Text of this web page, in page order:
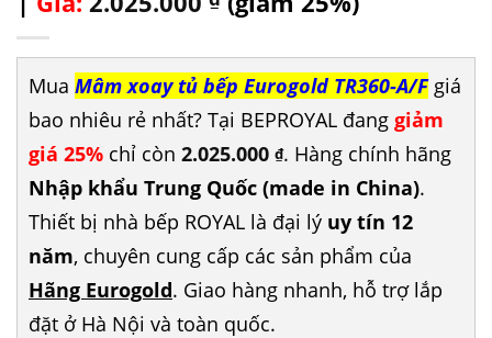
Mua Mâm xoay tủ bếp Eurogold TR360-A/Fgiá
bao nhiêu rẻ nhất? Tại BEPROYAL đang giảm
giá 25% chỉ còn 2.025.000 ₫. Hàng chính hãng
Nhập khẩu Trung Quốc (made in China).
Thiết bị nhà bếp ROYAL là đại lý uy tín 12
năm, chuyên cung cấp các sản phẩm của
Hãng Eurogold. Giao hàng nhanh, hỗ trợ lắp
đặt ở Hà Nội và toàn quốc.